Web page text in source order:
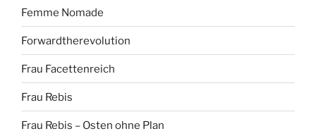
Femme Nomade
Forwardtherevolution
Frau Facettenreich
Frau Rebis
Frau Rebis – Osten ohne Plan